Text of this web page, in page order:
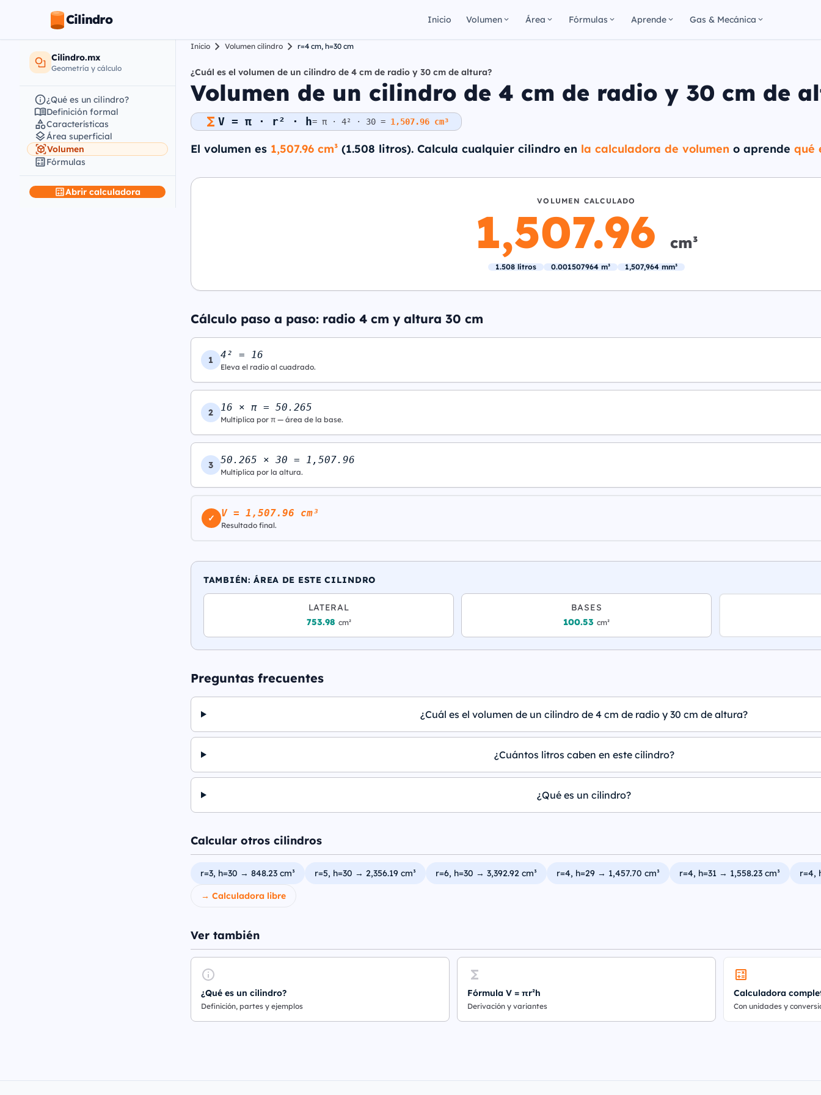
Cilindro Inicio Volumen Área Fórmulas Aprende Gas & Mecánica
Cilindro.mx
Geometría y cálculo
¿Qué es un cilindro?
Definición formal
Características
Área superficial
Volumen
Fórmulas
Abrir calculadora
Inicio Volumen cilindro r=4 cm, h=30 cm
¿Cuál es el volumen de un cilindro de 4 cm de radio y 30 cm de altura?
Volumen de un cilindro de 4 cm de radio y 30 cm de
V = π · r² · h= π · 4² · 30 = 1,507.96 cm³
El volumen es 1,507.96 cm³ (1.508 litros). Calcula cualquier cilindro en la calculadora de volumen o aprende qué
VOLUMEN CALCULADO
1,507.96 cm³
1.508 litros 0.001507964 m³ 1,507,964 mm³
Cálculo paso a paso: radio 4 cm y altura 30 cm
1 4² = 16
Eleva el radio al cuadrado.
2 16 × π = 50.265
Multiplica por π — área de la base.
3 50.265 × 30 = 1,507.96
Multiplica por la altura.
✓ V = 1,507.96 cm³
Resultado final.
TAMBIÉN: ÁREA DE ESTE CILINDRO
LATERAL
753.98 cm²
BASES
100.53 cm²
Preguntas frecuentes
¿Cuál es el volumen de un cilindro de 4 cm de radio y 30 cm de altura?
¿Cuántos litros caben en este cilindro?
¿Qué es un cilindro?
Calcular otros cilindros
r=3, h=30 → 848.23 cm³ r=5, h=30 → 2,356.19 cm³ r=6, h=30 → 3,392.92 cm³ r=4, h=29 → 1,457.70 cm³ r=4, h=31 → 1,558.23 cm³ r=4,
→ Calculadora libre
Ver también
¿Qué es un cilindro?
Definición, partes y ejemplos
Fórmula V = πr²h
Derivación y variantes
Calculadora
Con unidades y